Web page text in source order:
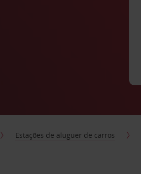
Estações de aluguer de carros